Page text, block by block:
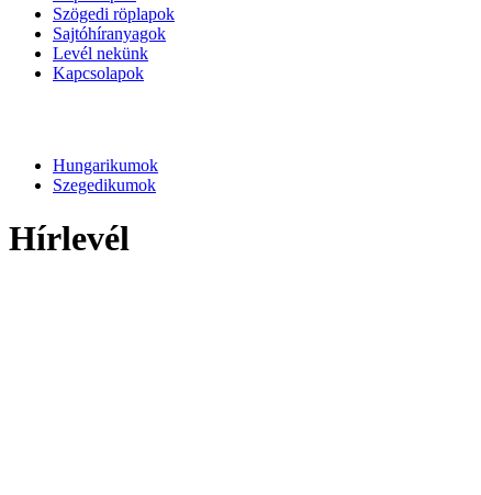
Szögedi röplapok
Sajtóhíranyagok
Levél nekünk
Kapcsolapok
Hungarikumok
Szegedikumok
Hírlevél